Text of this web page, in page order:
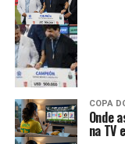
COPA
Onde
na TV